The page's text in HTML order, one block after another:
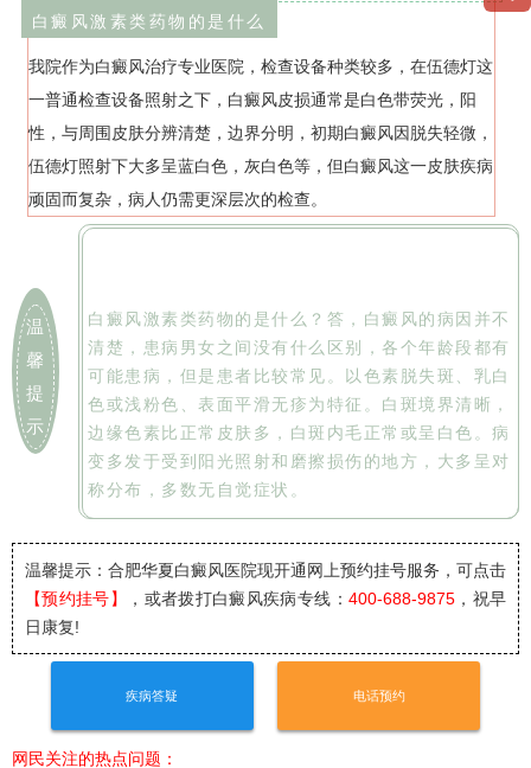
白癜风激素类药物的是什么
我院作为白癜风治疗专业医院，检查设备种类较多，在伍德灯这
一普通检查设备照射之下，白癜风皮损通常是白色带荧光，阳
性，与周围皮肤分辨清楚，边界分明，初期白癜风因脱失轻微，
伍德灯照射下大多呈蓝白色，灰白色等，但白癜风这一皮肤疾病
顽固而复杂，病人仍需更深层次的检查。
温
馨
提
示
白癜风激素类药物的是什么？答，白癜风的病因并不
清楚，患病男女之间没有什么区别，各个年龄段都有
可能患病，但是患者比较常见。以色素脱失斑、乳白
色或浅粉色、表面平滑无疹为特征。白斑境界清晰，
边缘色素比正常皮肤多，白斑内毛正常或呈白色。病
变多发于受到阳光照射和磨擦损伤的地方，大多呈对
称分布，多数无自觉症状。
温馨提示：合肥华夏白癜风医院现开通网上预约挂号服务，可点击
【预约挂号】
，或者拨打白癜风疾病专线： 400-688-9875，祝早
日康复!
疾病答疑 电话预约
网民关注的热点问题：